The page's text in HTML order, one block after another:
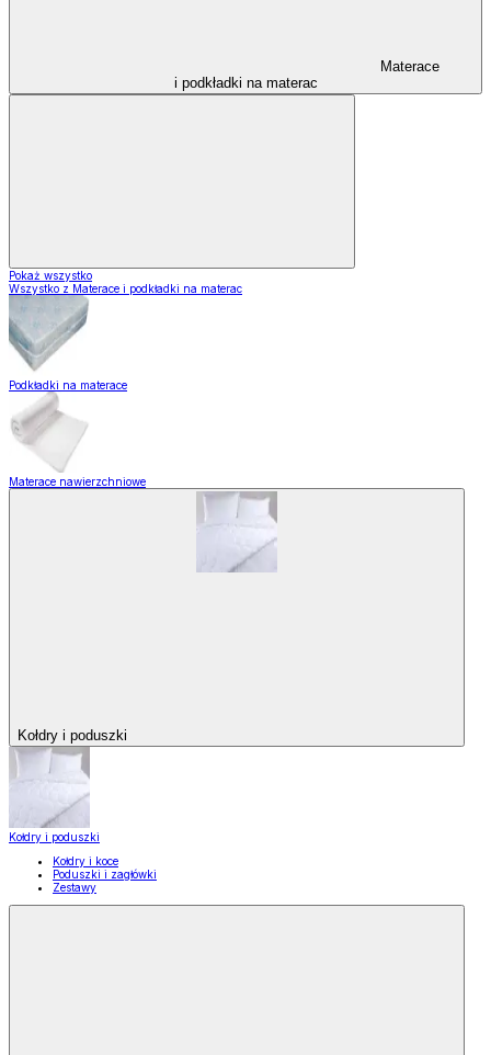
Materace
i podkładki na materac
Pokaż wszystko
Wszystko z Materace i podkładki na materac
Podkładki na materace
Materace nawierzchniowe
Kołdry i poduszki
Kołdry i poduszki
Kołdry i koce
Poduszki i zagłówki
Zestawy